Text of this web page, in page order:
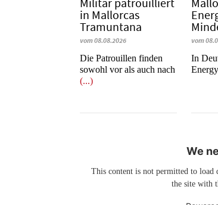
Militär patrouilliert
in Mallorcas
Tramuntana
vom 08.08.2026
Die Patrouillen finden
sowohl vor als auch nach
(...)
vom
In
We
This content is not permitted to load
the site with